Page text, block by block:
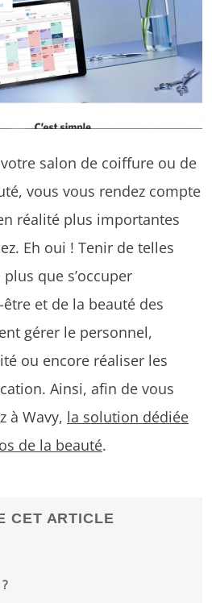
salon de coiffure ou de
vous vous rendez compte
réalité plus importantes
Eh oui ! Tenir de telles
que s’occuper
et de la beauté des
gérer le personnel,
ou encore réaliser les
Ainsi, afin de vous
à Wavy, la solution dédiée
de la beauté.
CET ARTICLE